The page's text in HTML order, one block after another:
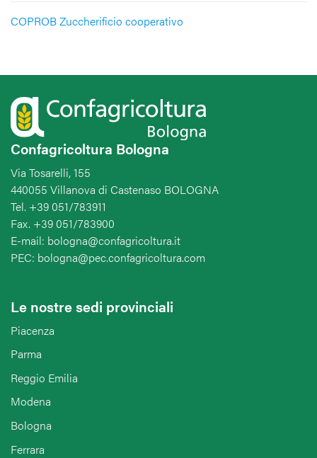
COPROB Zuccherificio cooperativo
Confagricoltura Bologna
Via Tosarelli, 155
440055 Villanova di Castenaso BOLOGNA
Tel. +39 051/783911
Fax. +39 051/783900
E-mail: bologna@confagricoltura.it
PEC: bologna@pec.confagricoltura.com
Le nostre sedi provinciali
Piacenza
Parma
Reggio Emilia
Modena
Bologna
Ferrara